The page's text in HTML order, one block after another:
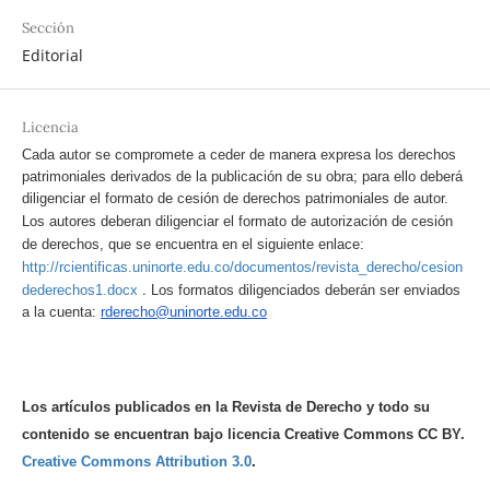
Sección
Editorial
Licencia
Cada autor se compromete a ceder de manera expresa los derechos
patrimoniales derivados de la publicación de su obra; para ello deberá
diligenciar el formato de cesión de derechos patrimoniales de autor.
Los autores deberan diligenciar el formato de autorización de cesión
de derechos, que se encuentra en el siguiente enlace:
http://rcientificas.uninorte.edu.co/documentos/revista_derecho/cesion
dederechos1.docx . Los formatos diligenciados deberán ser enviados
a la cuenta: rderecho@uninorte.edu.co
Los artículos publicados en la Revista de Derecho y todo su
contenido se encuentran bajo licencia Creative Commons CC BY.
Creative Commons Attribution 3.0.